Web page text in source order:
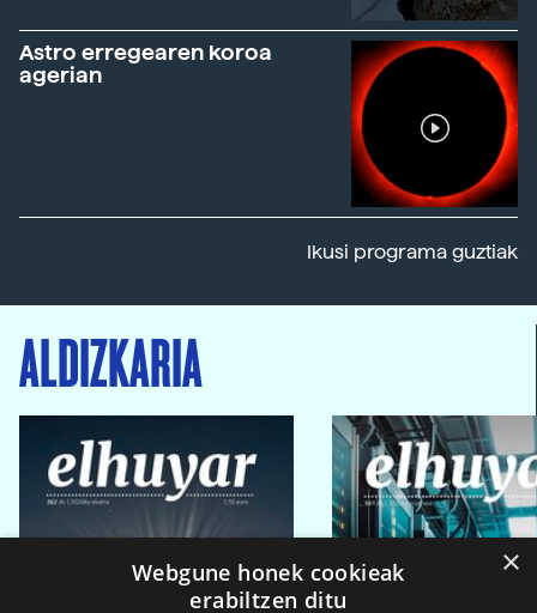
Astro erregearen koroa
agerian
Ikusi programa guztiak
ALDIZKARIA
×
Webgune honek cookieak
erabiltzen ditu